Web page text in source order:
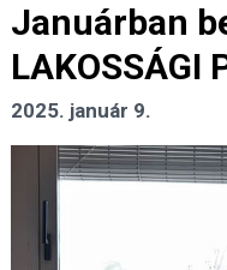
Januárban
LAKOSSÁGI
2025. január 9.